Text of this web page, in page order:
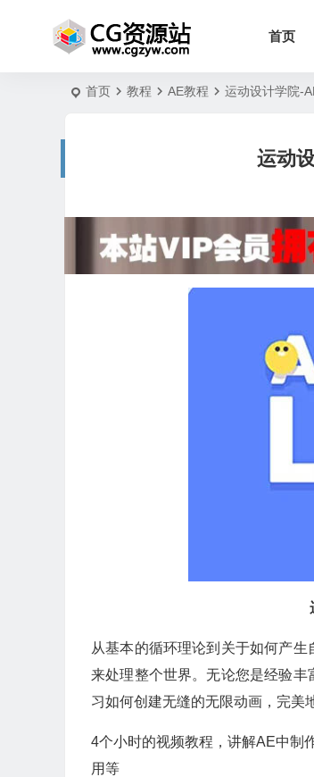
首页
首页 教程 AE教程 运动设计学院-
运动
从基本的循环理论到关于如何产
来处理整个世界。无论您是经验
习如何创建无缝的无限动画，完美
4个小时的视频教程，讲解AE中制
用等